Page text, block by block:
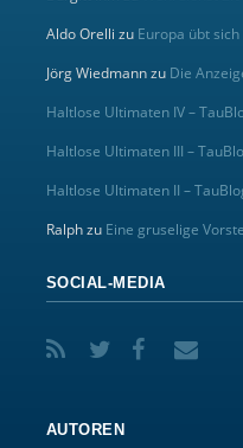
Aldo Orelli zu Europa übt
Jörg Wiedmannzu Die
Haltlose Ultimaten IV –
Haltlose Ultimaten III –
Haltlose Ultimaten II –
Ralphzu Eine gruselige
SOCIAL-MEDIA
AUTOREN